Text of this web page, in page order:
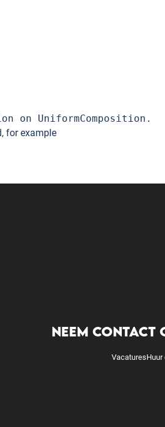
on UniformComposition.
for example
NEEM CONTACT
VacaturesHuur